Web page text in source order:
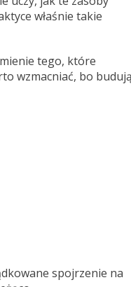
właśnie takie
tego, które
wzmacniać, bo budują
spojrzenie na